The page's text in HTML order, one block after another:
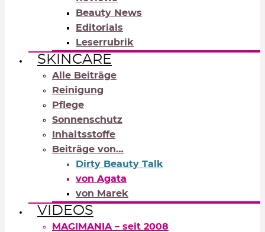
Beauty News
Editorials
Leserrubrik
SKINCARE
Alle Beiträge
Reinigung
Pflege
Sonnenschutz
Inhaltsstoffe
Beiträge von…
Dirty Beauty Talk
von Agata
von Marek
VIDEOS
MAGIMANIA – seit 2008